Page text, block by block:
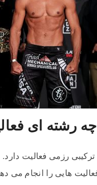
رشته ای
رزمی فعالیت
هایی را انجام می‌